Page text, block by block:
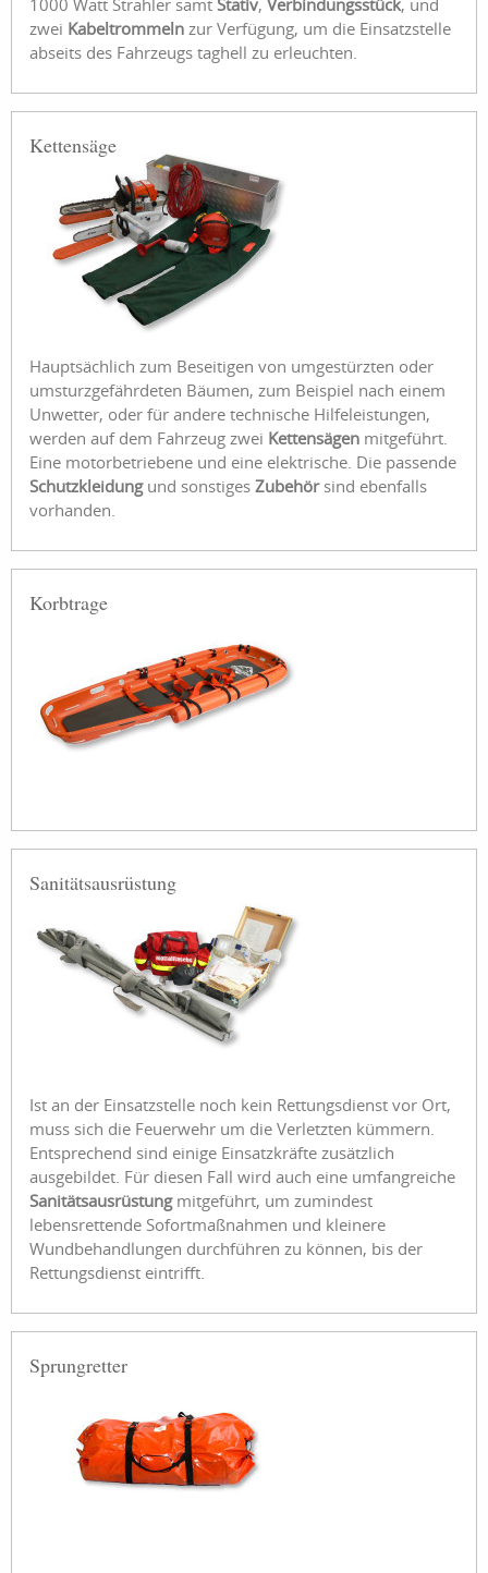
zwei Kabeltrommeln zur Verfügung, um die Einsatzstelle
abseits des Fahrzeugs taghell zu erleuchten.
Kettensäge
Hauptsächlich zum Beseitigen von umgestürzten oder
umsturzgefährdeten Bäumen, zum Beispiel nach einem
Unwetter, oder für andere technische Hilfeleistungen,
werden auf dem Fahrzeug zwei Kettensägen mitgeführt.
Eine motorbetriebene und eine elektrische. Die passende
Schutzkleidungund sonstiges Zubehörsind ebenfalls
vorhanden.
Korbtrage
Sanitätsausrüstung
Ist an der Einsatzstelle noch kein Rettungsdienst vor Ort,
muss sich die Feuerwehr um die Verletzten kümmern.
Entsprechend sind einige Einsatzkräfte zusätzlich
ausgebildet. Für diesen Fall wird auch eine umfangreiche
Sanitätsausrüstungmitgeführt, um zumindest
lebensrettende Sofortmaßnahmen und kleinere
Wundbehandlungen durchführen zu können, bis der
Rettungsdienst eintrifft.
Sprungretter